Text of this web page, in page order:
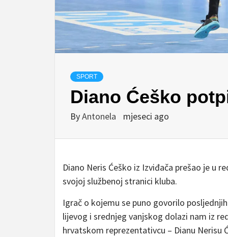
SPORT
Diano Ćeško
ByAntonela mjeseci ago
Diano Neris Ćeško iz Izviđača prešao je u
svojoj službenoj stranici kluba.
Igrač o kojemu se puno govorilo
lijevog i srednjeg vanjskog dolazi nam iz
hrvatskom reprezentativcu – Dianu